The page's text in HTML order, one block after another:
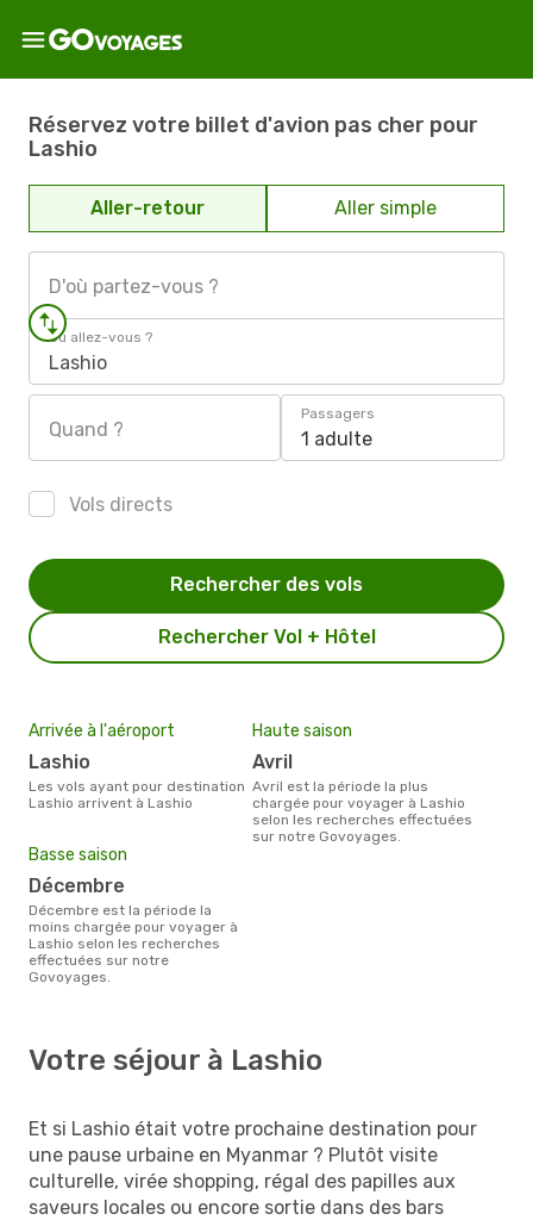
Réservez votre billet d'avion pas cher pour
Lashio
Aller-retour Aller simple
D'où partez-vous ?
Où allez-vous ?
Lashio
Quand ?
Passagers
1 adulte
Vols directs
Rechercher Vol + Hôtel
Rechercher des vols
Arrivée à l'aéroport
Lashio
Les vols ayant pour destination
Lashio arrivent à Lashio
Haute saison
avril
avril est la période la plus
chargée pour voyager à Lashio
selon les recherches effectuées
sur notre Govoyages.
Basse saison
décembre
décembre est la période la
moins chargée pour voyager à
Lashio selon les recherches
effectuées sur notre
Govoyages.
Votre séjour à Lashio
Et si Lashio était votre prochaine destination pour
une pause urbaine en Myanmar ? Plutôt visite
culturelle, virée shopping, régal des papilles aux
saveurs locales ou encore sortie dans des bars